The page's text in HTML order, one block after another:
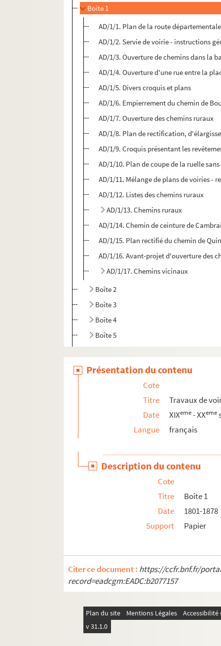
Boîte 1
AD/1/1. Plan de la route départementale
AD/1/2. Servie de voirie - instructions
AD/1/3. Ouverture de chemins dans la
AD/1/4. Ouverture d'une rue entre la
AD/1/5. Divers croquis et plans
AD/1/6. Empierrement du chemin de
AD/1/7. Ouverture des chemins ruraux
AD/1/8. Plan de rectification,
AD/1/9. Croquis présentant les
AD/1/10. Plan de coupe de la ruelle
AD/1/11. Mélange de plans de voiries -
AD/1/12. Listes des chemins ruraux
AD/1/13. Chemins ruraux
AD/1/14. Chemin de ceinture de
AD/1/15. Plan rectifié du chemin de
AD/1/16. Avant-projet d'ouverture des
AD/1/17. Chemins vicinaux
Boîte 2
Boîte 3
Boîte 4
Boîte 5
Boîte 7
Bâtiments communaux
Travaux de salubrité publique
Mouvement parcellaire
Documents administratifs
Présentation du contenu
Cote
Titre
Travaux de
Date
XIXeme- XXeme
Langue
français
Description du contenu
Cote
Titre
Boîte 1
Date
1801-1878
Support
Papier
Citer ce document : https://ccfr.bnf.fr/
record=eadcgm:EADC:b2077157
Plan du site Mentions Légales
v 31.1.0